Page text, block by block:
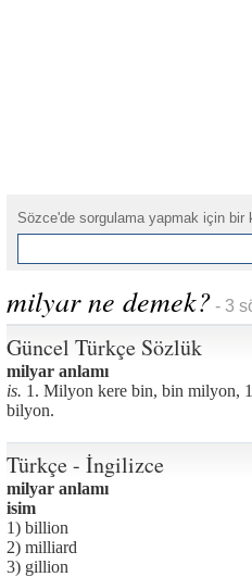
Sözce'de sorgulama yapmak için bir
milyar ne demek? - 3
Güncel Türkçe Sözlük
milyar anlamı
is. 1. Milyon kere bin, bin milyon,
bilyon.
Türkçe - İngilizce
milyar anlamı
isim
1) billion
2) milliard
3) gillion